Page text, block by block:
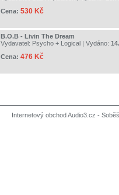
Cena: 530 Kč
B.O.B - Livin The Dream
Vydavatel: Psycho + Logical | Vydáno:
Cena: 476 Kč
Internetový obchod Audio3.cz -